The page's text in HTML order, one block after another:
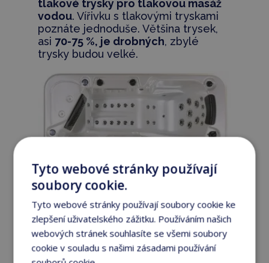
tlakové trysky pro tlakovou masáž
vodou. Vířivku s tlakovými tryskami
poznáte jednoduše. Většina trysek,
asi 70-75 %, je drobných, zbylé
trysky budou velké.
Tyto webové stránky používají
soubory cookie.
Tyto webové stránky používají soubory cookie ke
zlepšení uživatelského zážitku. Používáním našich
webových stránek souhlasíte se všemi soubory
cookie v souladu s našimi zásadami používání